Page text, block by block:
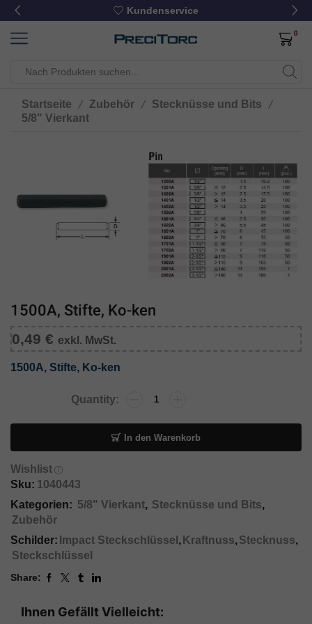
Kundenservice
0
Startseite / Zubehör / Stecknüsse und Bits /
5/8" Vierkant
1500A, Stifte, Ko-ken
0,49 € exkl. MwSt.
1500A, Stifte, Ko-ken
In den Warenkorb
Wishlist
Sku: 1040443
Kategorien: 5/8" Vierkant, Stecknüsse und Bits,
Zubehör
Schilder: Impact Steckschlüssel , Kraftnuss,Stecknuss,
Steckschlüssel
Share:
Ihnen Gefällt Vielleicht: